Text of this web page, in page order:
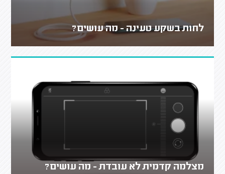
לחות בשקע טעינה - מה עושים?
מצלמה קדמית לא עובדת - מה עושים?